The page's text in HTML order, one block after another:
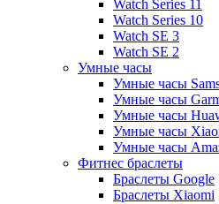
Watch Series 11
Watch Series 10
Watch SE 3
Watch SE 2
Умные часы
Умные часы
Умные часы
Умные часы
Умные часы
Умные часы
Фитнес браслеты
Браслеты Google
Браслеты Xiaomi